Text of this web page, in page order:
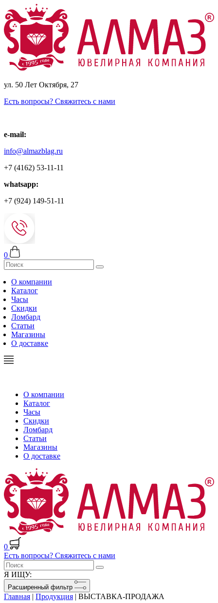
ул. 50 Лет Октября, 27
Есть вопросы? Свяжитесь с нами
e-mail:
info@almazblag.ru
+7 (4162) 53-11-11
whatsapp:
+7 (924) 149-51-11
0
О компании
Каталог
Часы
Скидки
Ломбард
Статьи
Магазины
О доставке
О компании
Каталог
Часы
Скидки
Ломбард
Статьи
Магазины
О доставке
0
Есть вопросы? Свяжитесь с нами
Я ИЩУ:
Расширенный фильтр
Главная | Продукция | ВЫСТАВКА-ПРОДАЖА